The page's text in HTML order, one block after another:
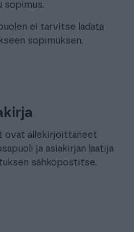
sopimus.
ei tarvitse ladata
sopimuksen.
ovat allekirjoittaneet
ja asiakirjan laatija
sähköpostitse.